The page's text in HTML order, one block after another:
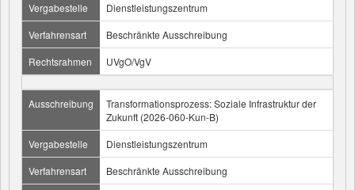
Vergabestelle
Dienstleistungszentrum
Verfahrensart
Beschränkte Ausschreibung
Rechtsrahmen
UVgO/VgV
Ausschreibung
Transformationsprozess: Soziale Infrastruktur der
Zukunft (2026-060-Kun-B)
Vergabestelle
Dienstleistungszentrum
Verfahrensart
Beschränkte Ausschreibung